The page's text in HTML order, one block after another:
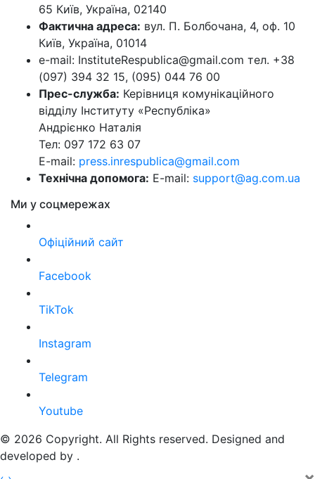
65 Київ, Україна, 02140
Фактична адреса: вул. П. Болбочана, 4, оф. 10
Київ, Україна, 01014
e-mail: InstituteRespublica@gmail.com тел. +38
(097) 394 32 15, (095) 044 76 00
Прес-служба: Керівниця комунікаційного
відділу Інституту «Республіка»
Андрієнко Наталія
Тел: 097 172 63 07
E-mail: press.inrespublica@gmail.com
Технічна допомога: E-mail: support@ag.com.ua
Ми у соцмережах
Офіційний сайт
Facebook
TikTok
Instagram
Telegram
Youtube
© 2026 Copyright. All Rights reserved. Designed and
developed by .